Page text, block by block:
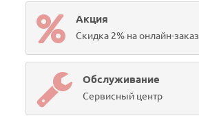
Акция
Скидка 2% на онлайн-заказ
Обслуживание
Сервисный центр